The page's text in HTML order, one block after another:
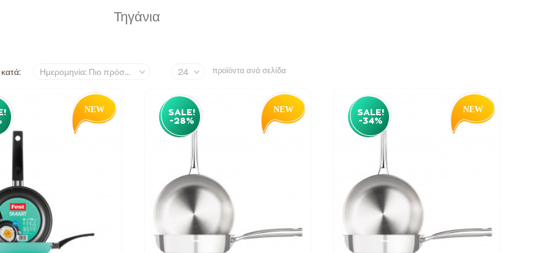
Τηγάνια
Ημερομηνία: Πιο πρόσφατα 24 προϊόντα ανά σελίδα
SALE!
-28%
SALE!
-34%